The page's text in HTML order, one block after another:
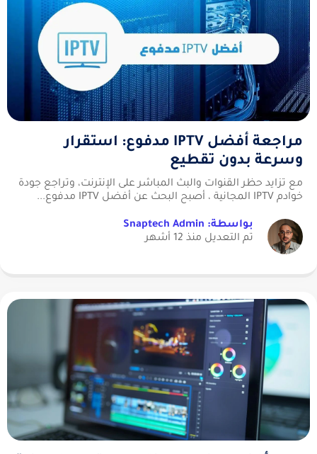
مراجعة أفضل IPTV مدفوع: استقرار
وسرعة بدون تقطيع
مع تزايد حظر القنوات والبث المباشر على الإنترنت، وتراجع جودة
خوادم IPTV المجانية ، أصبح البحث عن أفضل IPTV مدفوع...
بواسطة: Snaptech Admin
تم التعديل منذ 12 أشهر